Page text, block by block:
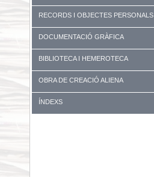
RECORDS I OBJECTES PERSONALS
DOCUMENTACIÓ GRÀFICA
BIBLIOTECA I HEMEROTECA
OBRA DE CREACIÓ ALIENA
ÍNDEXS